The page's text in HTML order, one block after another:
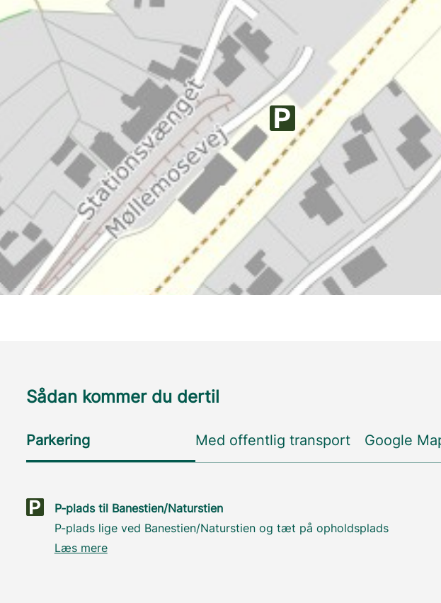
Sådan kommer du dertil
Parkering Med offentlig transport Google
P-plads til Banestien/Naturstien
P-plads lige ved Banestien/Naturstien og tæt på opholdsplads
Læs mere